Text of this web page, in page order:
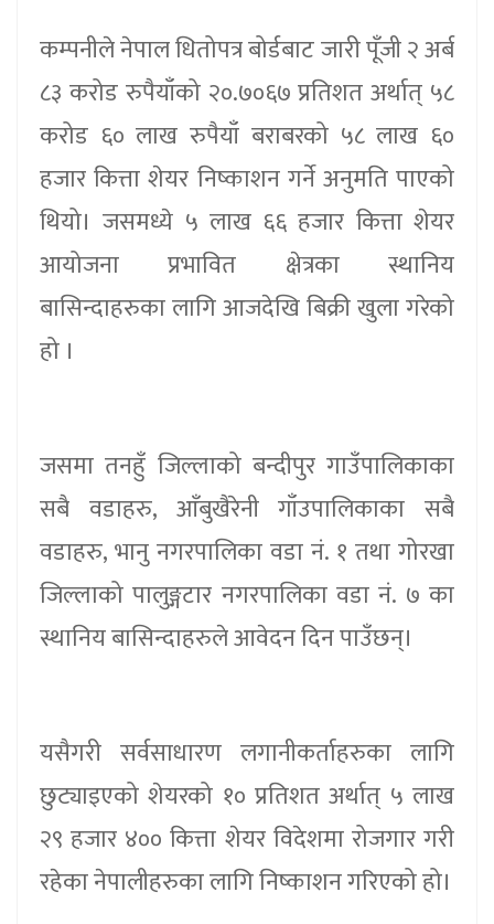
कम्पनीले नेपाल धितोपत्र बोर्डबाट जारी पूँजी २ अर्ब
८३ करोड रुपैयाँको २०.७०६७ प्रतिशत अर्थात् ५८
करोड ६० लाख रुपैयाँ बराबरको ५८ लाख ६०
हजार कित्ता शेयर निष्काशन गर्ने अनुमति पाएको
थियो। जसमध्ये ५ लाख ६६ हजार कित्ता शेयर
आयोजना प्रभावित क्षेत्रका स्थानिय
बासिन्दाहरुका लागि आजदेखि बिक्री खुला गरेको
हो ।
जसमा तनहुँ जिल्लाको बन्दीपुर गाउँपालिकाका
सबै वडाहरु, आँबुखैरेनी गाँउपालिकाका सबै
वडाहरु, भानु नगरपालिका वडा नं. १ तथा गोरखा
जिल्लाको पालुङ्गटार नगरपालिका वडा नं. ७ का
स्थानिय बासिन्दाहरुले आवेदन दिन पाउँछन्।
यसैगरी सर्वसाधारण लगानीकर्ताहरुका लागि
छुट्याइएको शेयरको १० प्रतिशत अर्थात् ५ लाख
२९ हजार ४०० कित्ता शेयर विदेशमा रोजगार गरी
रहेका नेपालीहरुका लागि निष्काशन गरिएको हो।